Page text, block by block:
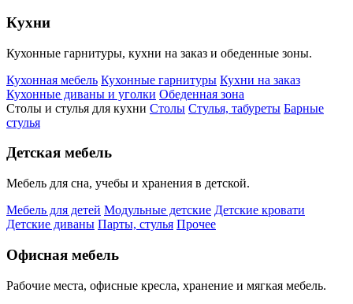
Кухни
Кухонные гарнитуры, кухни на заказ и обеденные зоны.
Кухонная мебель Кухонные гарнитуры Кухни на заказ
Кухонные диваны и уголки Обеденная зона
Столы и стулья для кухни Столы Стулья, табуреты Барные
стулья
Детская мебель
Мебель для сна, учебы и хранения в детской.
Мебель для детей Модульные детские Детские кровати
Детские диваны Парты, стулья Прочее
Офисная мебель
Рабочие места, офисные кресла, хранение и мягкая мебель.